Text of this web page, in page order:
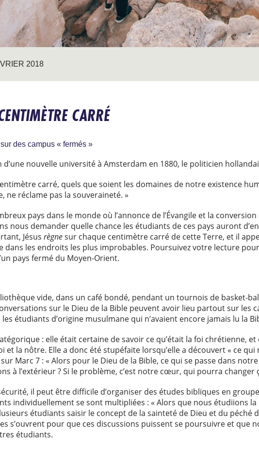
2018
CARRÉ
des campus « fermés »
d’une nouvelle université à Amsterdam en 1880, le politicien
carré, quels que soient les domaines de notre existence
ne réclame pas la souveraineté. »
pays dans le monde où l’annonce de l’Évangile et la
nous demander quelle chance les étudiants de ces pays auront
Jésus règnesur chaque centimètre carré de cette Terre, et il
dans les endroits les plus improbables. Poursuivez votre lecture
pays fermé du Moyen-Orient.
vide, dans un café bondé, pendant un tournois de basket-
sur le Dieu de la Bible peuvent avoir lieu partout sur les
étudiants d’origine musulmane qui n’avaient encore jamais lu la
: elle était certaine de savoir ce qu’était la foi chrétienne, et
et la nôtre. Elle a donc été stupéfaite lorsqu’elle a découvert « ce
Marc 7 : « Alors pour le Dieu de la Bible, ce qui se passe dans
à l’extérieur ? Si le problème, c’est notre cœur, qui pourra changer
il peut être difficile d’organiser des études bibliques en
individuellement se sont multipliées : « Alors que nous étudiions la
étudiants saisir le concept de la sainteté de Dieu et du péché
s’ouvrent pour que ces discussions puissent se poursuivre et que
étudiants.